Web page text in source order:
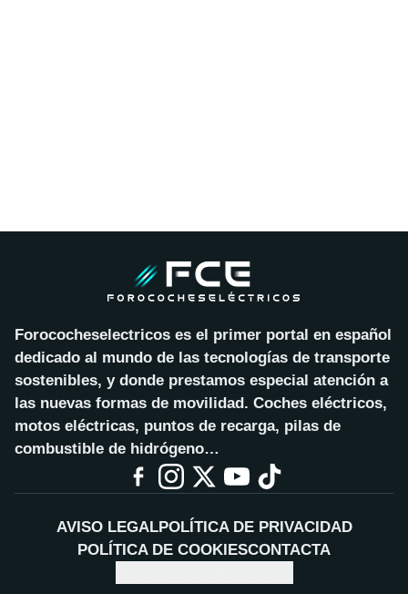
Forococheselectricos es el primer portal en español
dedicado al mundo de las tecnologías de transporte
sostenibles, y donde prestamos especial atención a
las nuevas formas de movilidad. Coches eléctricos,
motos eléctricas, puntos de recarga, pilas de
combustible de hidrógeno…
AVISO LEGALPOLÍTICA DE PRIVACIDAD
POLÍTICA DE COOKIESCONTACTA